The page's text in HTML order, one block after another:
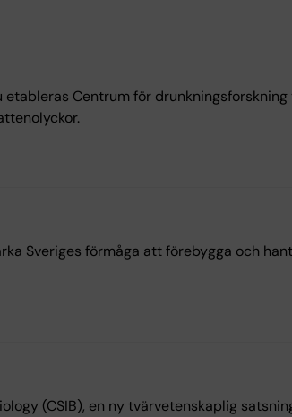
Centrum för
Sveriges förmåga att förebygga och
(CSIB), en ny tvärvetenskaplig